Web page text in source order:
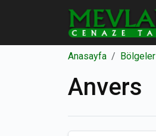
Anasayfa Bölgeler
Anvers